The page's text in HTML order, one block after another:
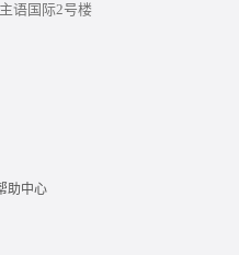
语国际2号楼
助中心